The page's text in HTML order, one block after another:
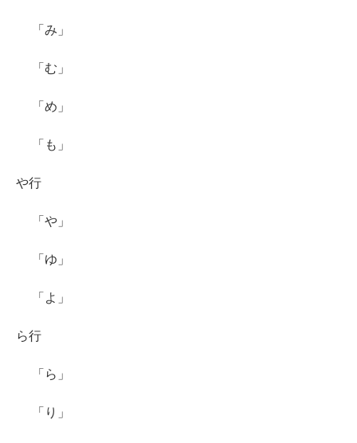
「み」
「む」
「め」
「も」
や行
「や」
「ゆ」
「よ」
ら行
「ら」
「り」